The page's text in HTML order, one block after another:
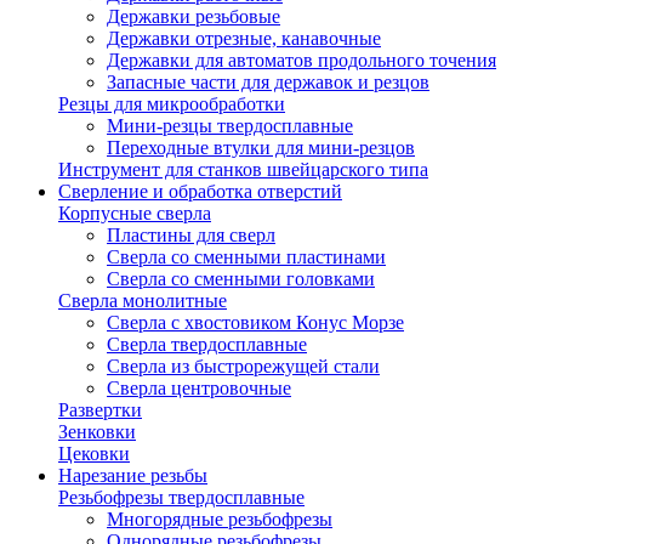
Державки резьбовые
Державки отрезные, канавочные
Державки для автоматов продольного точения
Запасные части для державок и резцов
Резцы для микрообработки
Мини-резцы твердосплавные
Переходные втулки для мини-резцов
Инструмент для станков швейцарского типа
Сверление и обработка отверстий
Корпусные сверла
Пластины для сверл
Сверла со сменными пластинами
Сверла со сменными головками
Сверла монолитные
Сверла с хвостовиком Конус Морзе
Сверла твердосплавные
Сверла из быстрорежущей стали
Сверла центровочные
Развертки
Зенковки
Цековки
Нарезание резьбы
Резьбофрезы твердосплавные
Многорядные резьбофрезы